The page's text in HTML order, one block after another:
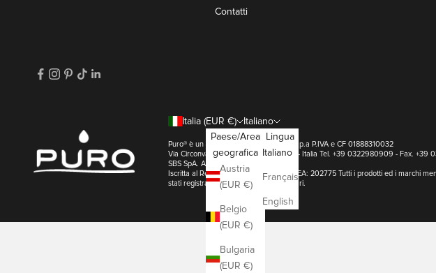
Contatti
Italia (EUR €)
Paese/Area
geografica
Austria
(EUR €)
Belgio
(EUR €)
Bulgaria
(EUR €)
Italiano
Lingua
Italiano
Français
English
Puro® è un marchio di SBS SpA. | SBS s.p.a P.IVA e CF 01888310032
Via Circonvallazione s/n 28010 Miasino - Italia Tel. +39 0322980909 - Fax. +39
SBS SpA. All Right Reserved
Iscritta al Registro Imprese di Novara REA: 202775 Tutti i prodotti ed i marchi
stati registrati dai loro rispettivi proprietari.